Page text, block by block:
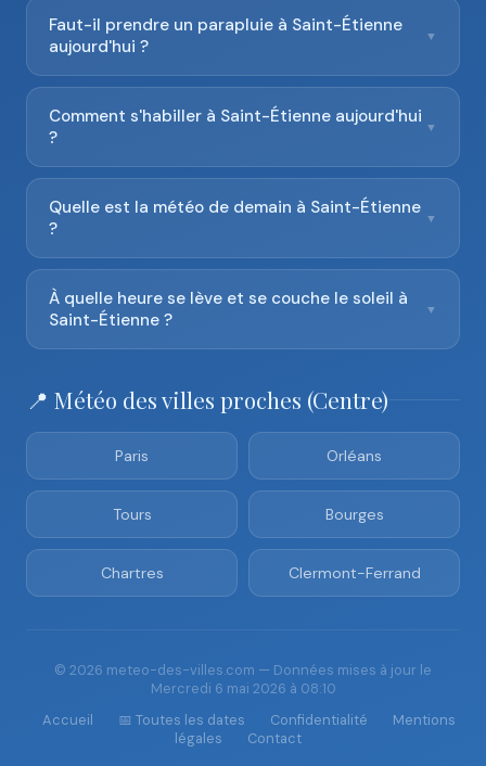
Faut-il prendre un parapluie à Saint-Étienne
aujourd'hui ?
▼
Comment s'habiller à Saint-Étienne aujourd'hui
?
▼
Quelle est la météo de demain à Saint-Étienne
?
▼
À quelle heure se lève et se couche le soleil à
Saint-Étienne ?
▼
📍 Météo des villes proches (Centre)
Paris Orléans
Tours Bourges
Chartres Clermont-Ferrand
© 2026 meteo-des-villes.com — Données mises à jour le
Mercredi 6 mai 2026 à 08:10
Accueil
📅 Toutes les dates Confidentialité
Mentions
légales
Contact